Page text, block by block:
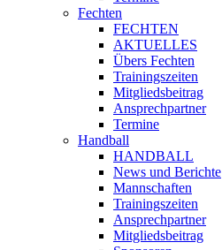
Fechten
FECHTEN
AKTUELLES
Übers Fechten
Trainingszeiten
Mitgliedsbeitrag
Ansprechpartner
Termine
Handball
HANDBALL
News und Berichte
Mannschaften
Trainingszeiten
Ansprechpartner
Mitgliedsbeitrag